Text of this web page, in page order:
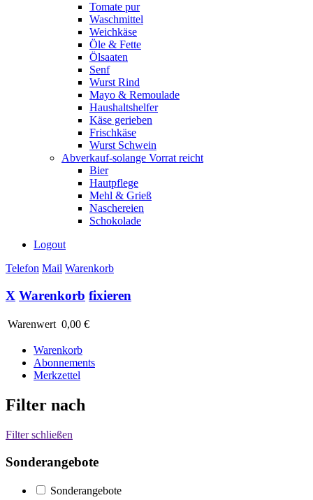
Tomate pur
Waschmittel
Weichkäse
Öle & Fette
Ölsaaten
Senf
Wurst Rind
Mayo & Remoulade
Haushaltshelfer
Käse gerieben
Frischkäse
Wurst Schwein
Abverkauf-solange Vorrat reicht
Bier
Hautpflege
Mehl & Grieß
Naschereien
Schokolade
Logout
Telefon Mail Warenkorb
X Warenkorb fixieren
Warenwert 0,00 €
Warenkorb
Abonnements
Merkzettel
Filter nach
Filter schließen
Sonderangebote
Sonderangebote